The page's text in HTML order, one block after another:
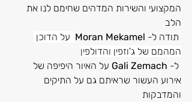
המקצועי והשירות המדהים שחימם לנו את
הלב
תודה ל- Moran Mekamel על הדוכן
המהמם של ג'וזפין והדולפין
ל- Gali Zemach על האיור היפיפה של
אירוע העשור שראיתם גם על התיקים
והמדבקות